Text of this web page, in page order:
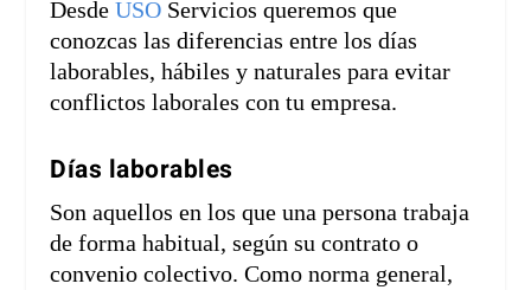
DesdeUSO Servicios queremos que
conozcas las diferencias entre los días
laborables, hábiles y naturales para evitar
conflictos laborales con tu empresa.
Días laborables
Son aquellos en los que una persona trabaja
de forma habitual, según su contrato o
convenio colectivo. Como norma general,